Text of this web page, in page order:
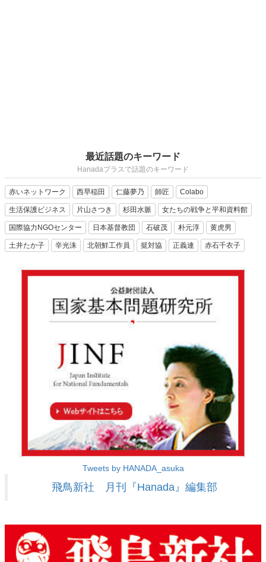
最近話題のキーワード
Hanadaプラスで話題のキーワード
赤いネットワーク 西早稲田 仁藤夢乃 師匠 Colabo
生活保護ビジネス 片山さつき 杉田水脈 女たちの戦争と平和資料館
国際協力NGOセンター 日本基督教団 石破茂 朴元淳 黄虎男
土井たか子 辛光洙 北朝鮮工作員 挺対協 正義連 赤石千衣子
Tweets by HANADA_asuka
飛鳥新社 月刊『Hanada』編集部